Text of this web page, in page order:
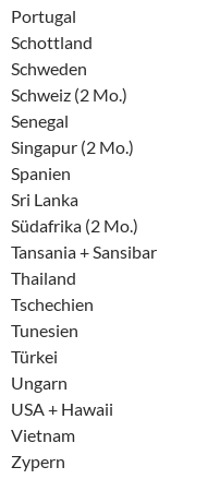
Portugal
Schottland
Schweden
Schweiz (2 Mo.)
Senegal
Singapur (2 Mo.)
Spanien
Sri Lanka
Südafrika (2 Mo.)
Tansania + Sansibar
Thailand
Tschechien
Tunesien
Türkei
Ungarn
USA + Hawaii
Vietnam
Zypern